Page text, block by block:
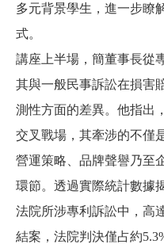
多元背景學生，進一步瞭
式。
講座上半場，簡董事長從
其與一般民事訴訟在損害
測性方面的差異。他指出
交叉戰場，其牽涉的不僅
營運策略、品牌聲譽乃至
環節。透過實際統計數據
法院所涉專利訴訟中，高
結案，法院判決僅占約